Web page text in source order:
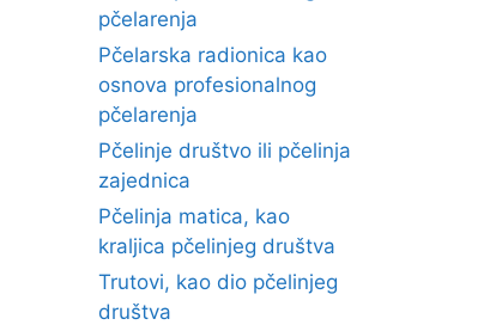
pčelarenja
Pčelarska radionica kao
osnova profesionalnog
pčelarenja
Pčelinje društvo ili pčelinja
zajednica
Pčelinja matica, kao
kraljica pčelinjeg društva
Trutovi, kao dio pčelinjeg
društva